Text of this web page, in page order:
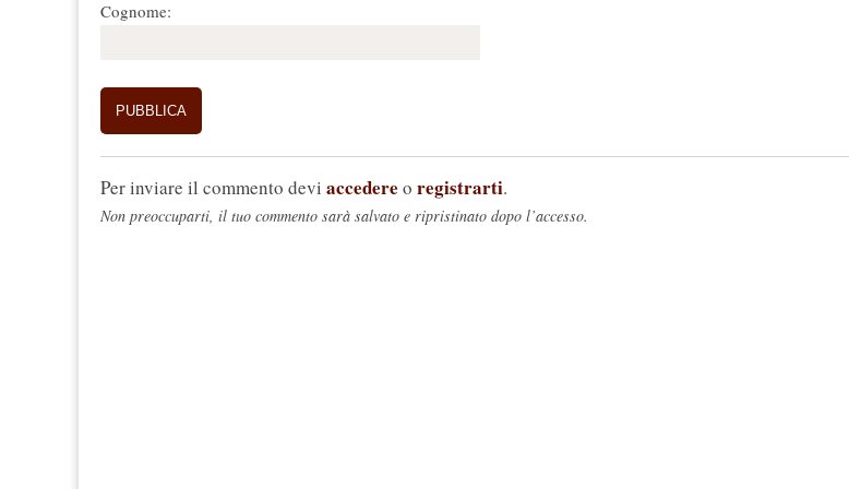
Cognome:
Per inviare il commento devi accedere o registrarti.
Non preoccuparti, il tuo commento sarà salvato e ripristinato dopo l’accesso.